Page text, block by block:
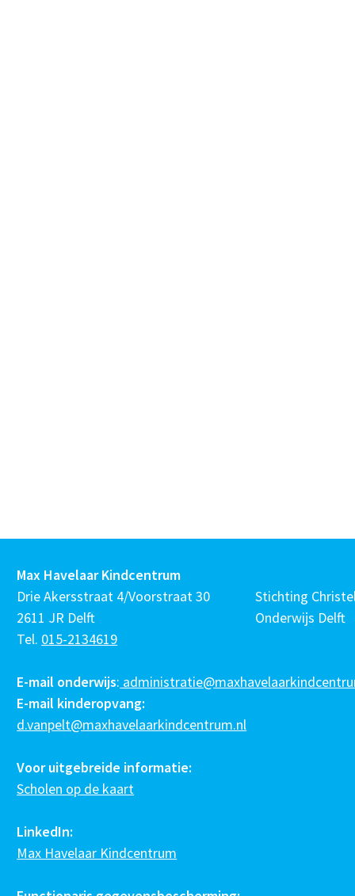
Max Havelaar Kindcentrum
Drie Akersstraat 4/Voorstraat 30
2611 JR Delft
Tel. 015-2134619
E-mail onderwijs:
E-mail kinderopvang:
d.vanpelt@maxhavelaarkindcentrum.nl
Voor uitgebreide informatie:
Scholen op de kaart
LinkedIn:
Max Havelaar Kindcentrum
Stichting
Onderwijs Delft